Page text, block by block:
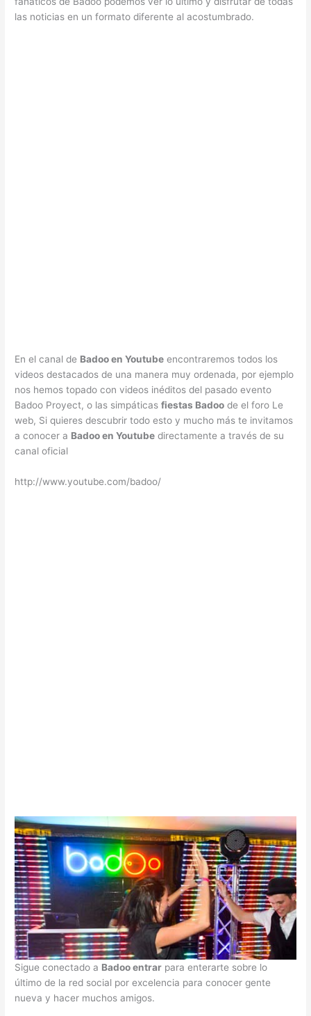
las noticias en un formato diferente al acostumbrado.
En el canal de Badoo en Youtube encontraremos todos los
videos destacados de una manera muy ordenada, por ejemplo
nos hemos topado con videos inéditos del pasado evento
Badoo Proyect, o las simpáticasfiestas Badoo de el foro Le
web, Si quieres descubrir todo esto y mucho más te invitamos
a conocer a Badoo en Youtube directamente a través de su
canal oficial
http://www.youtube.com/badoo/
Sigue conectado a Badoo entrar para enterarte sobre lo
último de la red social por excelencia para conocer gente
nueva y hacer muchos amigos.